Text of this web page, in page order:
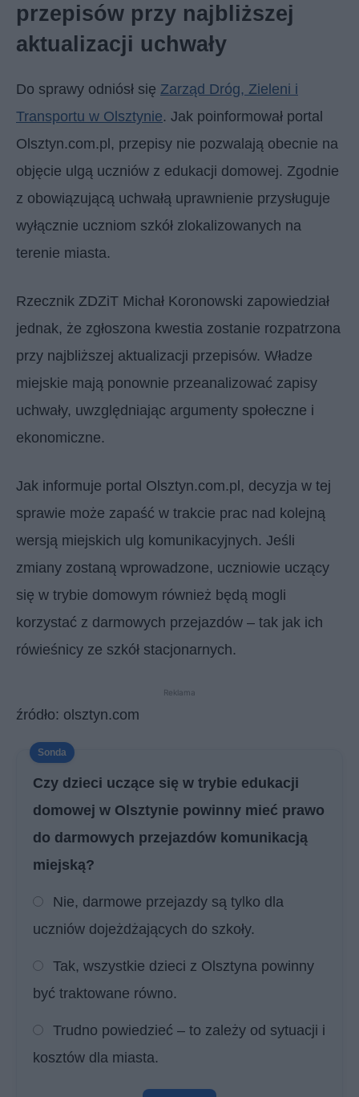
przepisów przy najbliższej
aktualizacji uchwały
Do sprawy odniósł się Zarząd Dróg, Zieleni i
Transportu w Olsztynie. Jak poinformował portal
Olsztyn.com.pl, przepisy nie pozwalają obecnie na
objęcie ulgą uczniów z edukacji domowej. Zgodnie
z obowiązującą uchwałą uprawnienie przysługuje
wyłącznie uczniom szkół zlokalizowanych na
terenie miasta.
Rzecznik ZDZiT Michał Koronowski zapowiedział
jednak, że zgłoszona kwestia zostanie rozpatrzona
przy najbliższej aktualizacji przepisów. Władze
miejskie mają ponownie przeanalizować zapisy
uchwały, uwzględniając argumenty społeczne i
ekonomiczne.
Jak informuje portal Olsztyn.com.pl, decyzja w tej
sprawie może zapaść w trakcie prac nad kolejną
wersją miejskich ulg komunikacyjnych. Jeśli
zmiany zostaną wprowadzone, uczniowie uczący
się w trybie domowym również będą mogli
korzystać z darmowych przejazdów – tak jak ich
rówieśnicy ze szkół stacjonarnych.
Reklama
źródło: olsztyn.com
Czy dzieci uczące się w trybie edukacji
domowej w Olsztynie powinny mieć prawo
do darmowych przejazdów komunikacją
miejską?
Nie, darmowe przejazdy są tylko dla
uczniów dojeżdżających do szkoły.
Tak, wszystkie dzieci z Olsztyna powinny
być traktowane równo.
Trudno powiedzieć – to zależy od sytuacji i
kosztów dla miasta.